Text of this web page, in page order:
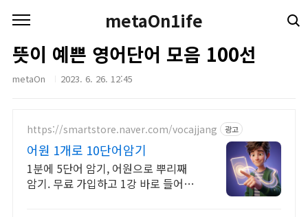
metaOn1ife
뜻이 예쁜 영어단어 모음 100선
metaOn 2023. 6. 26. 12:45
https://smartstore.naver.com/vocajjang 광고
어원 1개로 10단어암기
1분에 5단어 암기, 어원으로 뿌리째
암기. 무료 가입하고 1강 바로 들어보